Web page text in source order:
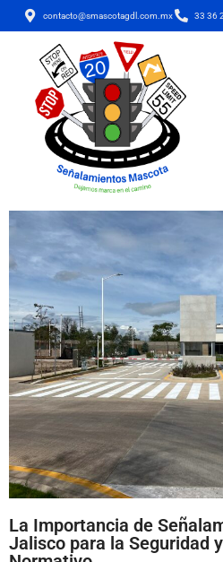
contacto@smascotagdl.com.mx 33 36
La Importancia de
Jalisco para la Seguridad